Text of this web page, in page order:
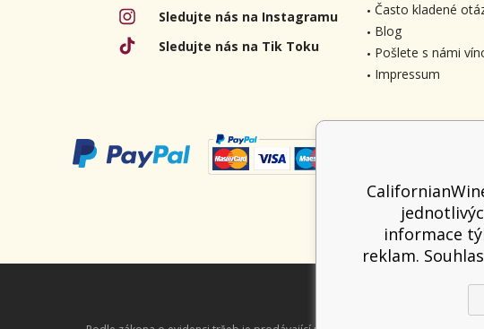
Sledujte nás na Instagramu
Sledujte nás na Tik Toku
Často kladené
Blog
Pošlete s námi
Impressum
informace
reklam.